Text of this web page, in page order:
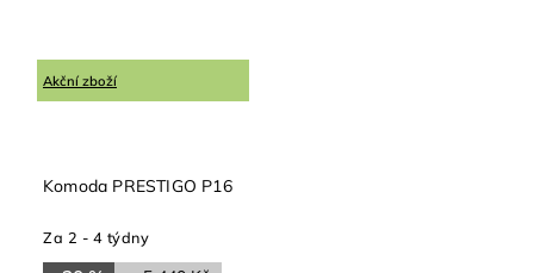
Akční zboží
Komoda PRESTIGO P16
Za 2 - 4 týdny